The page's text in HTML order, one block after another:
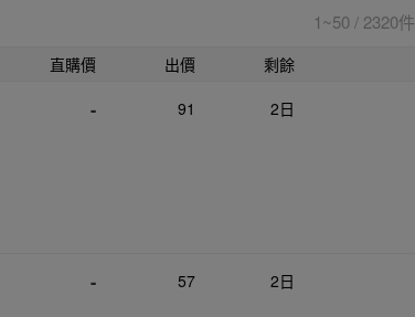
1~50 / 2320件
直購價 出價
剩餘
- 91 2日
- 57 2日